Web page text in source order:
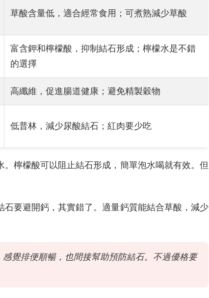
草酸含量低，適合經常食用；可煮熟減少草酸
富含鉀和檸檬酸，抑制結石形成；檸檬水是不錯
的選擇
高纖維，促進腸道健康；避免精製穀物
低普林，減少尿酸結石；紅肉要少吃
檸檬酸可以阻止結石形成，簡單泡水喝就有效。但
要避開鈣，其實錯了。適量鈣質能結合草酸，減少
覺排便順暢，也間接幫助預防結石。不過優格要